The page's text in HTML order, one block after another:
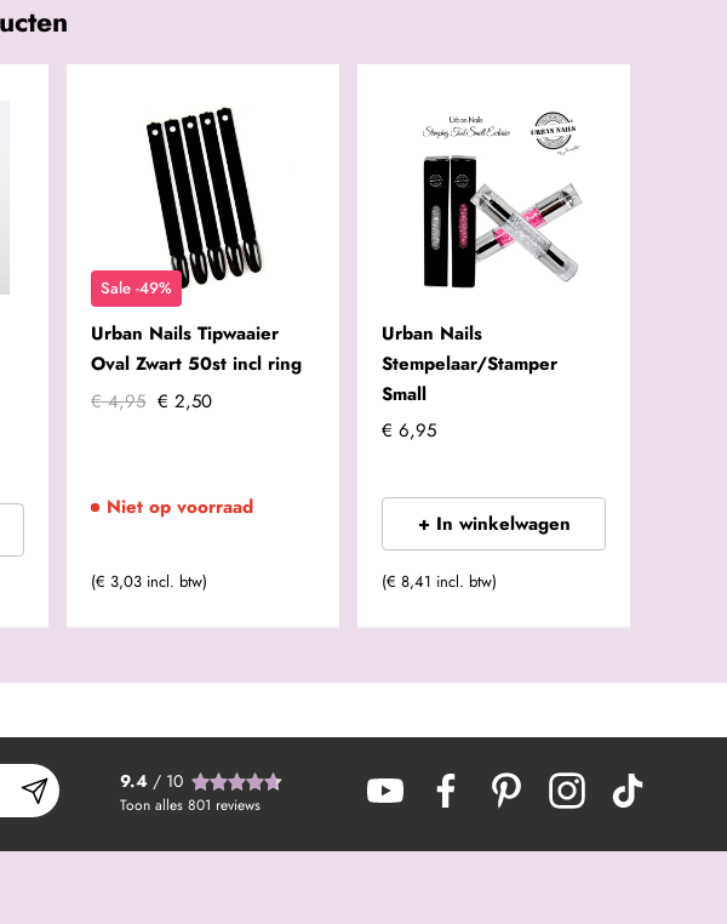
Sale -49%
Urban Nails Tipwaaier
Oval Zwart 50st incl ring
€ 4,95 € 2,50
Niet op voorraad
(€ 3,03 incl. btw)
Urban Nails
Stempelaar/Stamper
Small
€ 6,95
+ In winkelwagen
(€ 8,41 incl. btw)
9.4/ 10
Toon alles 801 reviews